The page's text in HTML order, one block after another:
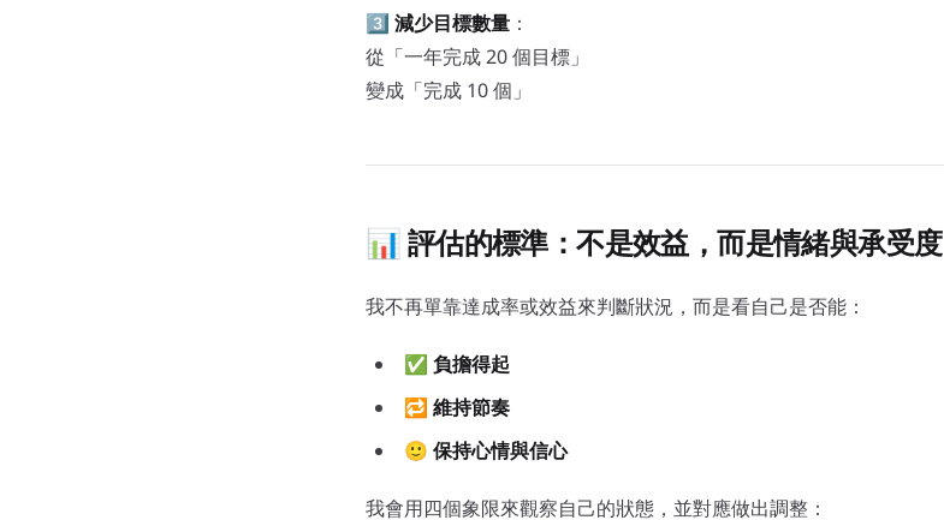
3️⃣ 減少目標數量 ：
從「一年完成 20 個目標」
變成「完成 10 個」
📊 評估的標準：不是效益，而是情緒與承受度
我不再單靠達成率或效益來判斷狀況，而是看自己是否能：
✅ 負擔得起
🔁 維持節奏
🙂 保持心情與信心
我會用四個象限來觀察自己的狀態，並對應做出調整：